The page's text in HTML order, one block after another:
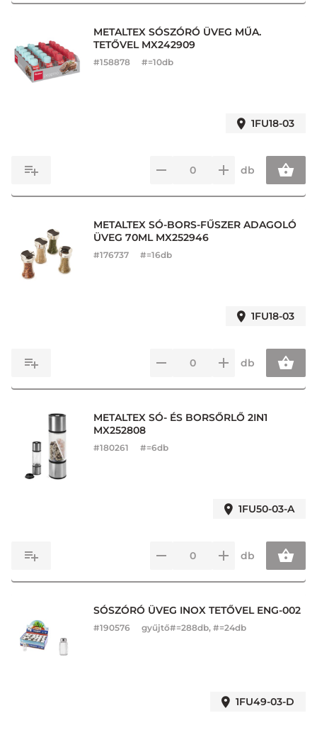
METALTEX SÓSZÓRÓ ÜVEG MŰA.
TETŐVEL MX242909
#158878 #=10db
1FU18-03
db
METALTEX SÓ-BORS-FŰSZER ADAGOLÓ
ÜVEG 70ML MX252946
#176737 #=16db
1FU18-03
db
METALTEX SÓ- ÉS BORSŐRLŐ 2IN1
MX252808
#180261 #=6db
1FU50-03-A
db
SÓSZÓRÓ ÜVEG INOX TETŐVEL ENG-002
#190576 gyűjtő#=288db, #=24db
1FU49-03-D